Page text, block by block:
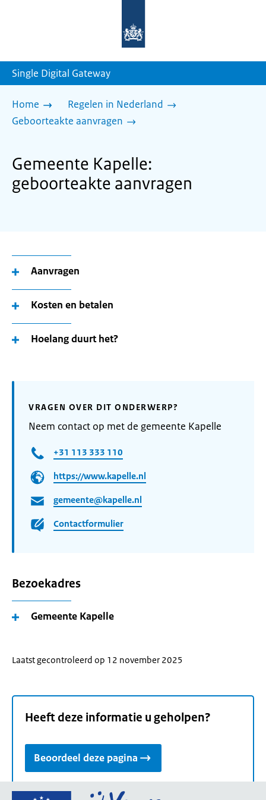
homepage
Single Digital Gateway
Home
Regelen in Nederland
Geboorteakte aanvragen
Gemeente Kapelle:
geboorteakte aanvragen
Aanvragen
Kosten en betalen
Hoelang duurt het?
VRAGEN OVER DIT ONDERWERP?
Neem contact op met de gemeente Kapelle
+31 113 333 110
https://www.kapelle.nl
gemeente@kapelle.nl
Contactformulier
Bezoekadres
Gemeente Kapelle
Laatst gecontroleerd op 12 november 2025
Heeft deze informatie u geholpen?
Beoordeel deze pagina